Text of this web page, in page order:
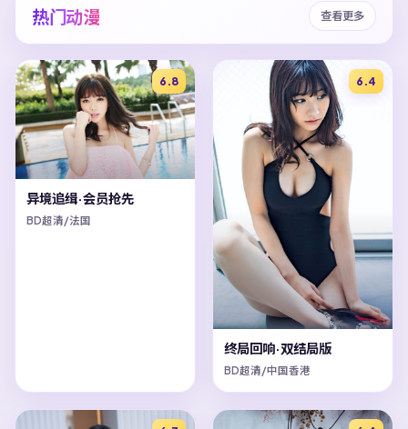
热门动漫 查看更多
6.8
异境追缉·会员抢先
BD超清/法国
6.4
终局回响·双结局版
BD超清/中国香港